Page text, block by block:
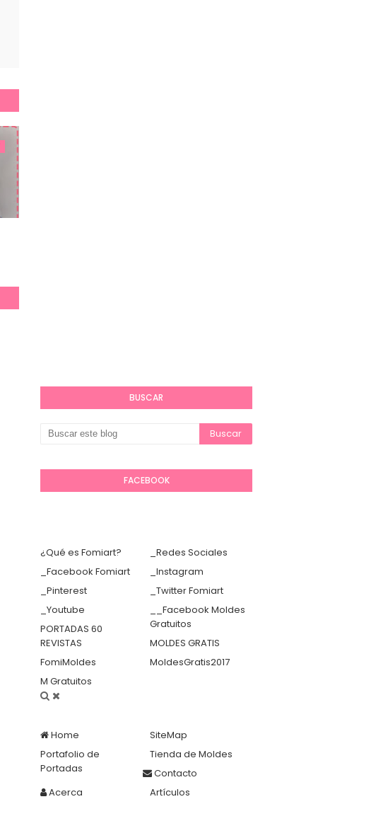
BUSCAR
FACEBOOK
¿Qué es Fomiart?
_Redes Sociales
_Facebook Fomiart
_Instagram
_Pinterest
_Twitter Fomiart
_Youtube
__Facebook Moldes
Gratuitos
PORTADAS 60
REVISTAS
MOLDES GRATIS
FomiMoldes
MoldesGratis2017
M Gratuitos
Home
SiteMap
Portafolio de
Portadas
Tienda de Moldes
Contacto
Artículos
Acerca